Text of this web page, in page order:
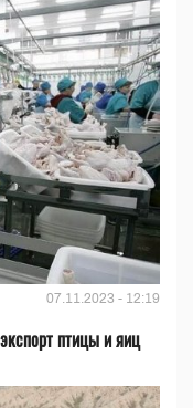
07.11.2023 - 12:19
птицы и яиц